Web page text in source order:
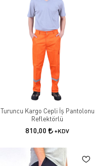
Turuncu Kargo Cepli İş Pantolonu
Reflektörlü
810,00 +KDV